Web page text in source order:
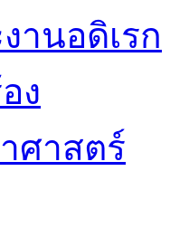
านอดิเรก
ง
ศาสตร์